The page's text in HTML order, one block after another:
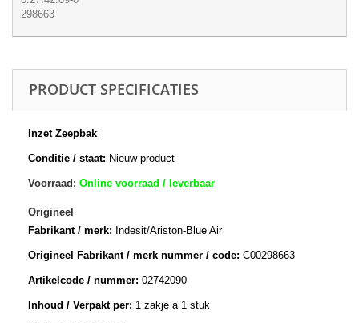
298663
PRODUCT SPECIFICATIES
Inzet Zeepbak
Conditie / staat: Nieuw product
Voorraad: Online voorraad / leverbaar
Origineel
Fabrikant / merk: Indesit/Ariston-Blue Air
Origineel Fabrikant / merk nummer / code: C00298663
Artikelcode / nummer: 02742090
Inhoud / Verpakt per: 1 zakje a 1 stuk